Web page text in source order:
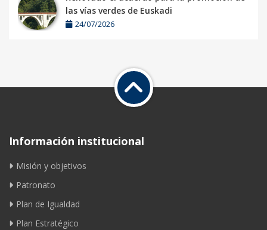
las vías verdes de Euskadi
24/07/2026
Información institucional
Misión y objetivos
Patronato
Plan de Igualdad
Plan Estratégico